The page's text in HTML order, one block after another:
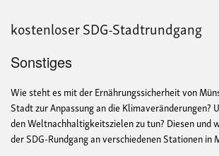
kostenloser SDG-Stadtrundgang
Sonstiges
Wie steht es mit der Ernährungssicherheit von
Stadt zur Anpassung an die Klimaveränderungen?
den Weltnachhaltigkeitszielen zu tun? Diesen und
der SDG-Rundgang an verschiedenen Stationen in